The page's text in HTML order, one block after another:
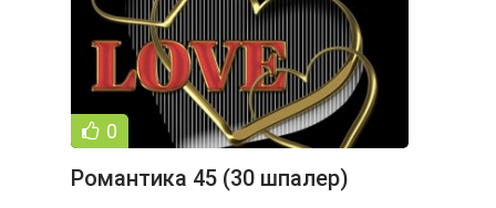
0
Романтика 45 (30 шпалер)